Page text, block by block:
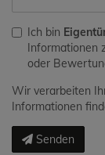
Ich bin
Informationen
oder
Wir verarbeiten
Informationen
Senden